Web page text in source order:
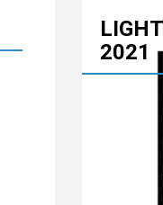
2021